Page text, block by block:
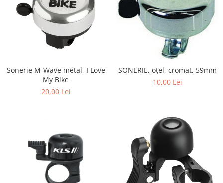
Sonerie M-Wave metal, I Love
My Bike
20,00 Lei
SONERIE, oțel, cromat, 59mm
10,00 Lei